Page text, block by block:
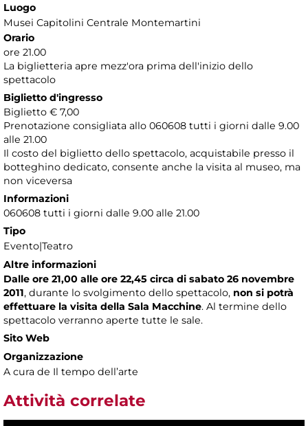
Luogo
Musei Capitolini Centrale Montemartini
Orario
ore 21.00
La biglietteria apre mezz'ora prima dell'inizio dello
spettacolo
Biglietto d'ingresso
Biglietto € 7,00
Prenotazione consigliata allo 060608 tutti i giorni dalle 9.00
alle 21.00
Il costo del biglietto dello spettacolo, acquistabile presso il
botteghino dedicato, consente anche la visita al museo, ma
non viceversa
Informazioni
060608 tutti i giorni dalle 9.00 alle 21.00
Tipo
Evento|Teatro
Altre informazioni
Dalle ore 21,00 alle ore 22,45 circa di sabato 26 novembre
2011, durante lo svolgimento dello spettacolo, non si potrà
effettuare la visita della Sala Macchine. Al termine dello
spettacolo verranno aperte tutte le sale.
Sito Web
Organizzazione
A cura de Il tempo dell’arte
Attività correlate